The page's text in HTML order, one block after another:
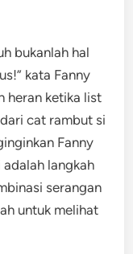
bukanlah hal
kata Fanny
heran ketika list
cat rambut si
Fanny
langkah
serangan
untuk melihat